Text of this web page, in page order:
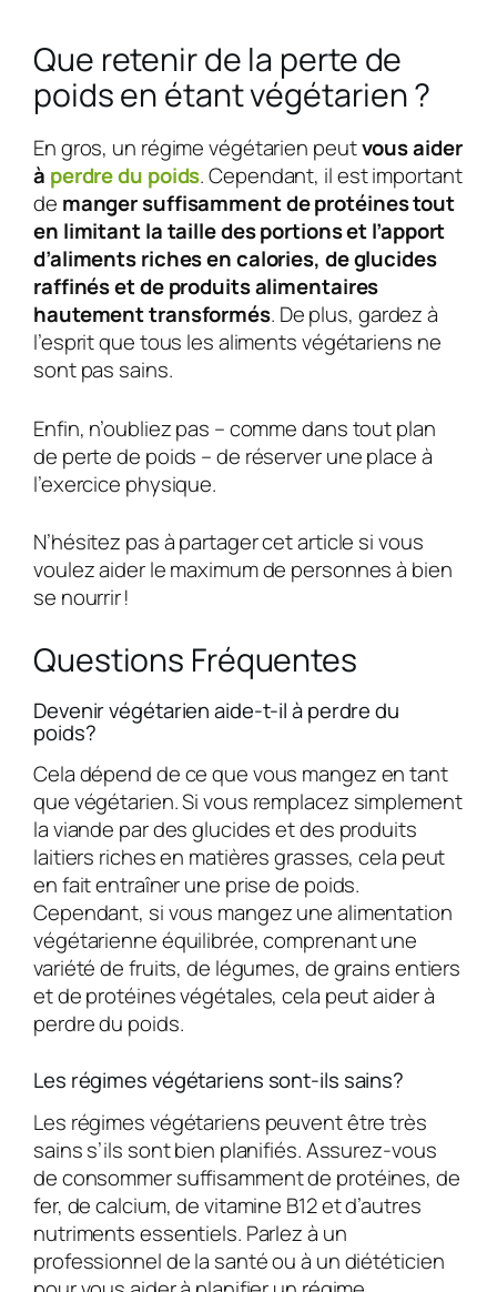
Que retenir de la perte de
poids en étant végétarien ?
En gros, un régime végétarien peutvous aider
à perdre du poids. Cependant, il est important
de manger suffisamment de protéines tout
en limitant la taille des portions et l’apport
d’aliments riches en calories, de glucides
raffinés et de produits alimentaires
hautement transformés. De plus, gardez à
l’esprit que tous les aliments végétariens ne
sont pas sains.
Enfin, n’oubliez pas – comme dans tout plan
de perte de poids – de réserver une place à
l’exercice physique.
N’hésitez pas à partager cet article si vous
voulez aider le maximum de personnes à bien
se nourrir !
Questions Fréquentes
Devenir végétarien aide-t-il à perdre du
poids?
Cela dépend de ce que vous mangez en tant
que végétarien. Si vous remplacez simplement
la viande par des glucides et des produits
laitiers riches en matières grasses, cela peut
en fait entraîner une prise de poids.
Cependant, si vous mangez une alimentation
végétarienne équilibrée, comprenant une
variété de fruits, de légumes, de grains entiers
et de protéines végétales, cela peut aider à
perdre du poids.
Les régimes végétariens sont-ils sains?
Les régimes végétariens peuvent être très
sains s’ils sont bien planifiés. Assurez-vous
de consommer suffisamment de protéines, de
fer, de calcium, de vitamine B12 et d’autres
nutriments essentiels. Parlez à un
professionnel de la santé ou à un diététicien